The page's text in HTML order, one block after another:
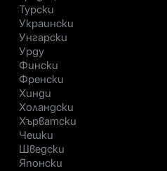
Турски
Украински
Унгарски
Урду
Фински
Френски
Хинди
Холандски
Хърватски
Чешки
Шведски
Японски